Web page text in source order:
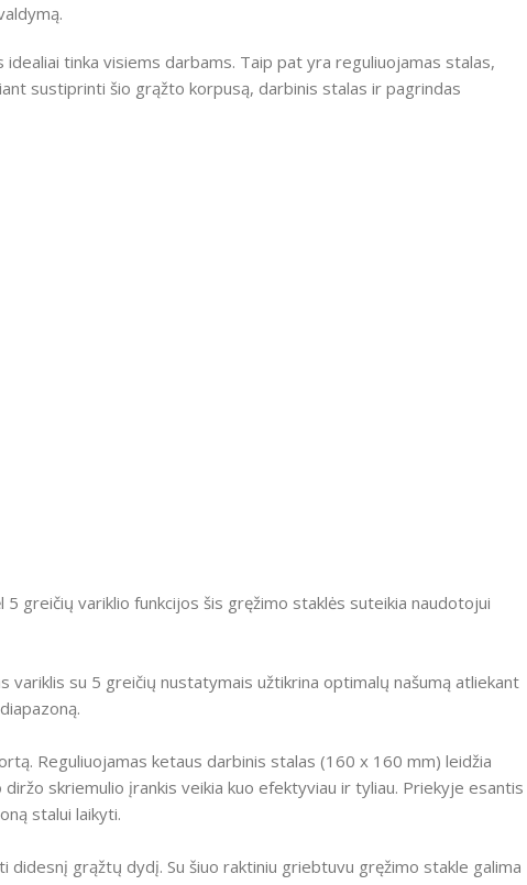
tinka visiems darbams. Taip pat yra reguliuojamas stalas,
sustiprinti šio grąžto korpusą, darbinis stalas ir pagrindas
5 greičių variklio funkcijos šis gręžimo staklės suteikia naudotojui
variklis su 5 greičių nustatymais užtikrina optimalų našumą atliekant
Reguliuojamas ketaus darbinis stalas (160 x 160 mm) leidžia
diržo skriemulio įrankis veikia kuo efektyviau ir tyliau. Priekyje esantis
stalui laikyti.
didesnį grąžtų dydį. Su šiuo raktiniu griebtuvu gręžimo stakle galima